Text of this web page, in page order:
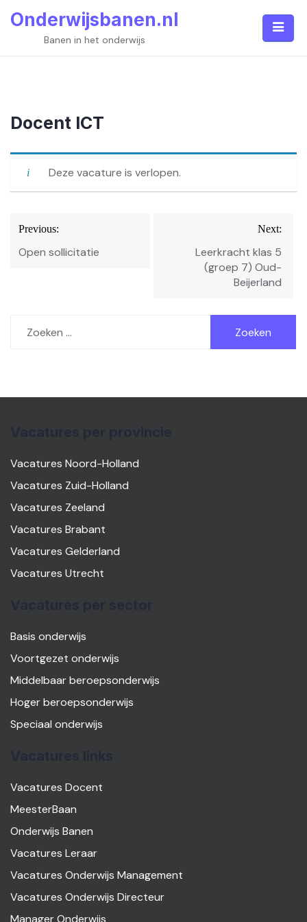
Onderwijsbanen.nl
Banen in het onderwijs
Docent ICT
Deze vacature is verlopen.
Bericht
navigatie
Previous:
Open sollicitatie
Next:
Leerkracht klas 5
(groep 7) Oud-
Beijerland
naar:
Vacatures Noord-Holland
Vacatures Zuid-Holland
Vacatures Zeeland
Vacatures Brabant
Vacatures Gelderland
Vacatures Utrecht
Basis onderwijs
Voortgezet onderwijs
Middelbaar beroepsonderwijs
Hoger beroepsonderwijs
Speciaal onderwijs
Vacatures Docent
MeesterBaan
Onderwijs Banen
Vacatures Leraar
Vacatures Onderwijs Management
Vacatures Onderwijs Directeur
Manager Onderwijs